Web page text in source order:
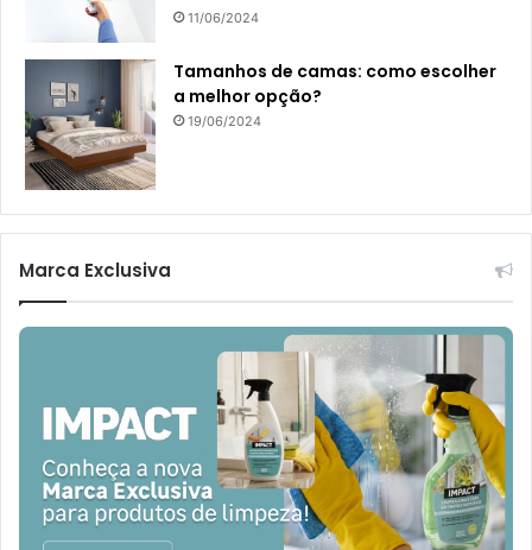
11/06/2024
Tamanhos de camas: como escolher
a melhor opção?
19/06/2024
Marca Exclusiva